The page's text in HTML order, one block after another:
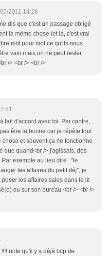
2011 14:28
dis que c'est un passage obligé
la même chose (et là, c'est vrai
mot pour mot ce qu'ils nous
vain mais on ne peut rester
/> <br /> <br />
fait d'accord avec toi. Par contre,
être la bonne car je répète tout
chose et souvent ça ne fonctionne
que quand<br /> j'agissais, des
Par exemple au lieu dire : "le
les affaires du petit déj", je
les affaires sales dans le lit
ou sur son bureau.<br /> <br />
note qu'il y a déjà bcp de